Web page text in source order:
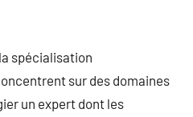
spécialisation
sur des domaines
un expert dont les